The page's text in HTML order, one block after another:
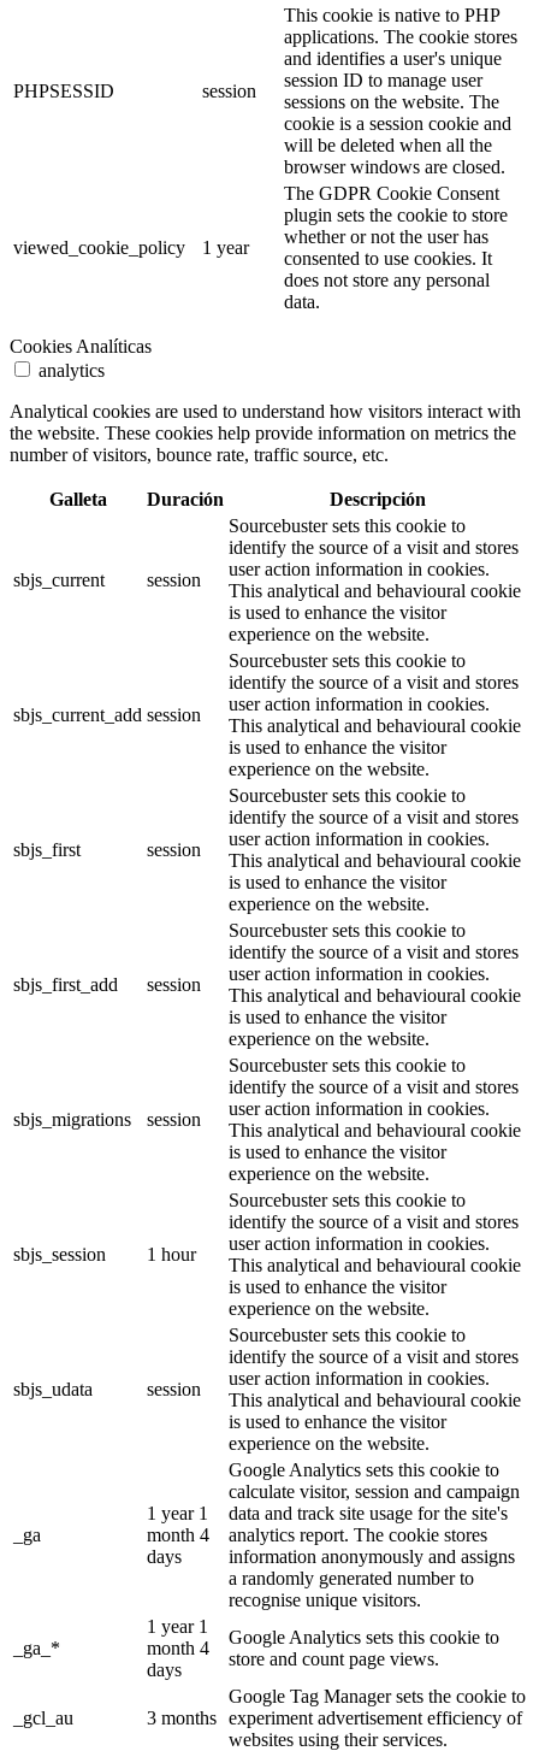
PHPSESSID session
This cookie is native to PHP
applications. The cookie stores
and identifies a user's unique
session ID to manage user
sessions on the website. The
cookie is a session cookie and
will be deleted when all the
browser windows are closed.
viewed_cookie_policy 1 year
The GDPR Cookie Consent
plugin sets the cookie to store
whether or not the user has
consented to use cookies. It
does not store any personal
data.
Cookies Analíticas
analytics
Analytical cookies are used to understand how visitors interact with
the website. These cookies help provide information on metrics the
number of visitors, bounce rate, traffic source, etc.
Galleta Duración Descripción
sbjs_current session
Sourcebuster sets this cookie to
identify the source of a visit and stores
user action information in cookies.
This analytical and behavioural cookie
is used to enhance the visitor
experience on the website.
sbjs_current_add session
Sourcebuster sets this cookie to
identify the source of a visit and stores
user action information in cookies.
This analytical and behavioural cookie
is used to enhance the visitor
experience on the website.
sbjs_first session
Sourcebuster sets this cookie to
identify the source of a visit and stores
user action information in cookies.
This analytical and behavioural cookie
is used to enhance the visitor
experience on the website.
sbjs_first_add session
Sourcebuster sets this cookie to
identify the source of a visit and stores
user action information in cookies.
This analytical and behavioural cookie
is used to enhance the visitor
experience on the website.
sbjs_migrations session
Sourcebuster sets this cookie to
identify the source of a visit and stores
user action information in cookies.
This analytical and behavioural cookie
is used to enhance the visitor
experience on the website.
sbjs_session 1 hour
Sourcebuster sets this cookie to
identify the source of a visit and stores
user action information in cookies.
This analytical and behavioural cookie
is used to enhance the visitor
experience on the website.
sbjs_udata session
Sourcebuster sets this cookie to
identify the source of a visit and stores
user action information in cookies.
This analytical and behavioural cookie
is used to enhance the visitor
experience on the website.
_ga
1 year 1
month 4
days
Google Analytics sets this cookie to
calculate visitor, session and campaign
data and track site usage for the site's
analytics report. The cookie stores
information anonymously and assigns
a randomly generated number to
recognise unique visitors.
_ga_*
1 year 1
month 4
days
Google Analytics sets this cookie to
store and count page views.
_gcl_au 3 months
Google Tag Manager sets the cookie to
experiment advertisement efficiency of
websites using their services.